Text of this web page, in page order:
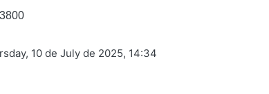
10 de July de 2025, 14:34